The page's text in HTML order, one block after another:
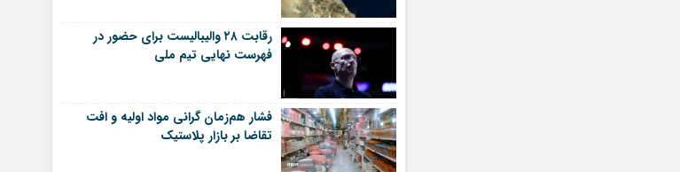
رقابت ۲۸ والیبالیست برای حضور در
فهرست نهایی تیم ملی
فشار هم‌زمان گرانی مواد اولیه و افت
تقاضا بر بازار پلاستیک